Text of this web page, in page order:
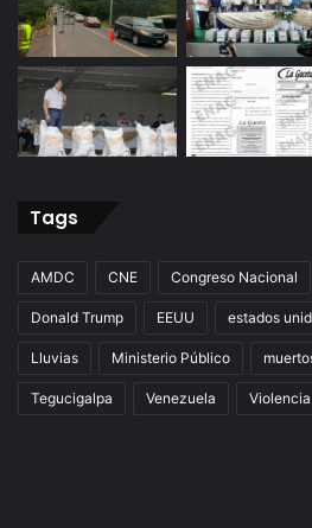
Tags
AMDC CNE Congreso Nacional
Donald Trump EEUU estados
Lluvias Ministerio Público
Tegucigalpa Venezuela Violencia